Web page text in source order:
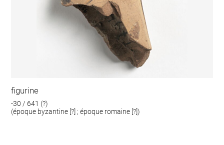
figurine
-30 / 641 (?)
(époque byzantine [?] ; époque romaine [?])